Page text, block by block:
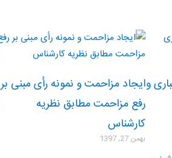
وایجاد مزاحمت و نمونه رأی مبنی بر
رفع مزاحمت مطابق نظریه
کارشناس
بهمن 27, 1397